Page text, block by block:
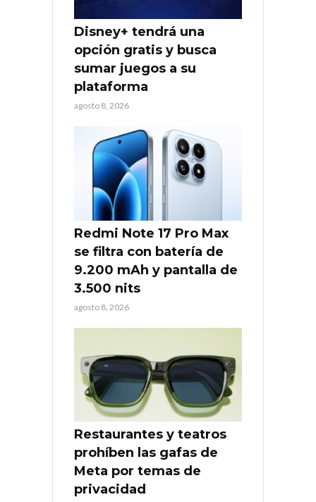
Disney+ tendrá una
opción gratis y busca
sumar juegos a su
plataforma
agosto 8, 2026
Redmi Note 17 Pro Max
se filtra con batería de
9.200 mAh y pantalla de
3.500 nits
agosto 8, 2026
Restaurantes y teatros
prohíben las gafas de
Meta por temas de
privacidad